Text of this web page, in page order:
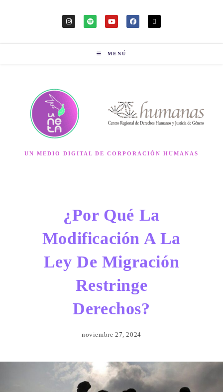
MENÚ
UN MEDIO DIGITAL DE CORPORACIÓN HUMANAS
¿Por Qué La
Modificación A La
Ley De Migración
Restringe
Derechos?
noviembre 27, 2024